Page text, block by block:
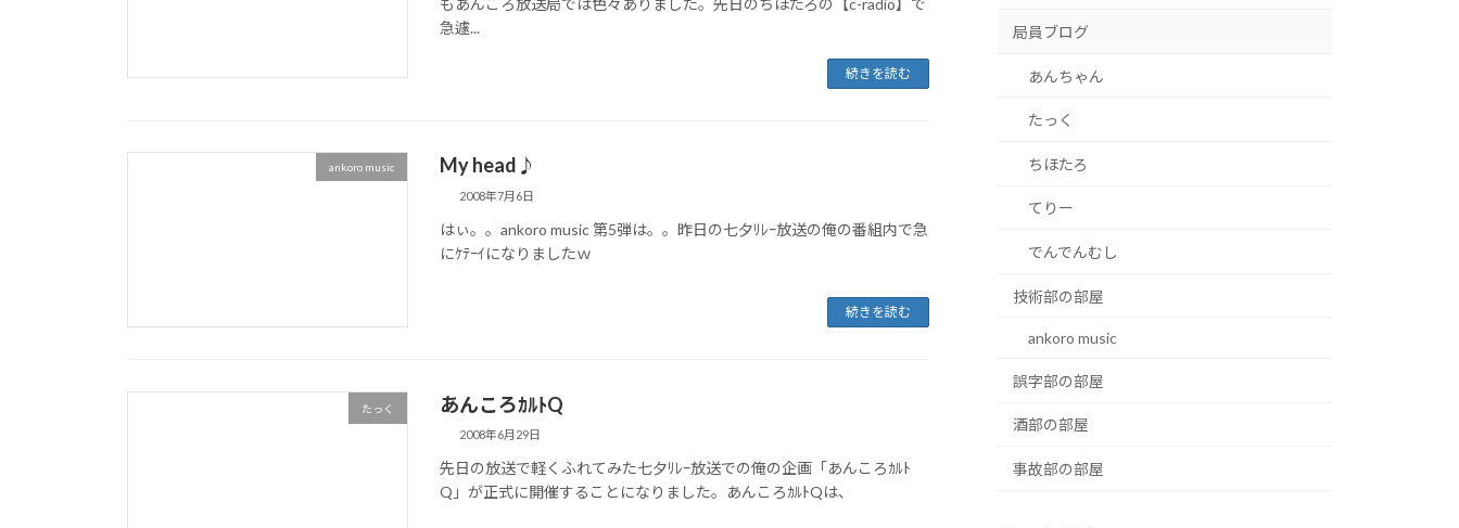
急遽...
続きを読む
ankoro music My head♪
2008年7月6日
はぃ。。ankoro music 第5弾は。。昨日の七夕ﾘﾚｰ放送の俺の番組内で急
にｹﾃｰｲになりましたｗ
続きを読む
たっく あんころｶﾙﾄQ
2008年6月29日
先日の放送で軽くふれてみた七夕ﾘﾚｰ放送での俺の企画「あんころｶﾙﾄ
Q」が正式に開催することになりました。あんころｶﾙﾄQは、
局員ブログ
あんちゃん
たっく
ちほたろ
てりー
でんでんむし
技術部の部屋
ankoro music
誤字部の部屋
酒部の部屋
事故部の部屋